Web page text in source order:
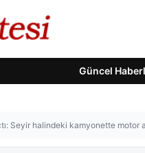
Güncel
Seyir halindeki kamyonette motor